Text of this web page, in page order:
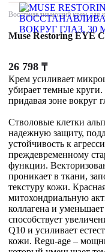
Восстанавливающий крем для
Muse Restoring EYE
26 798 ₸
Крем усиливает
убирает темные
придавая зоне вокруг
Стволовые клетки
надежную защиту,
устойчивость к
преждевременному
функции.
проникает в ткани,
текстуру кожи.
митохондриальную
коллагена и
способствует
Q10 и усиливает
кожи. Regu-age –